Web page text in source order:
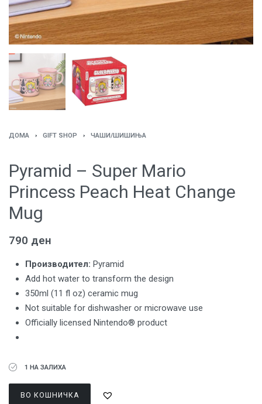
ДОМА › GIFT SHOP › ЧАШИ/ШИШИЊА
Pyramid – Super Mario
Princess Peach Heat Change
Mug
790 ден
Производител:Pyramid
Add hot water to transform the design
350ml (11 fl oz) ceramic mug
Not suitable for dishwasher or microwave use
Officially licensed Nintendo® product
1 НА ЗАЛИХА
ВО КОШНИЧКА